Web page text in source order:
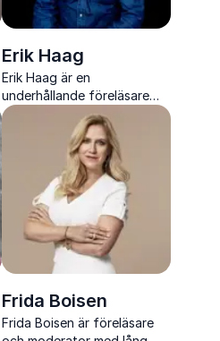
Erik Haag
Erik Haag är en
underhållande föreläsare
och rutinerad moderator
som kombinerar humor,
journalistisk nyfikenhet och
bred allmänbildning på scen
Frida Boisen
Frida Boisen är föreläsare